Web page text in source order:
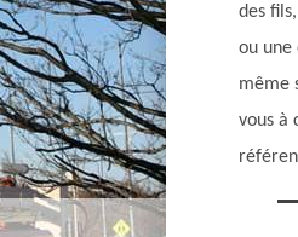
des
ou une
même
vous à